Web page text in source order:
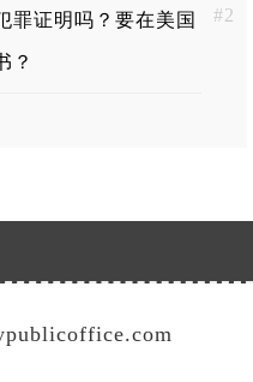
#2
罪证明吗？要在美国
？